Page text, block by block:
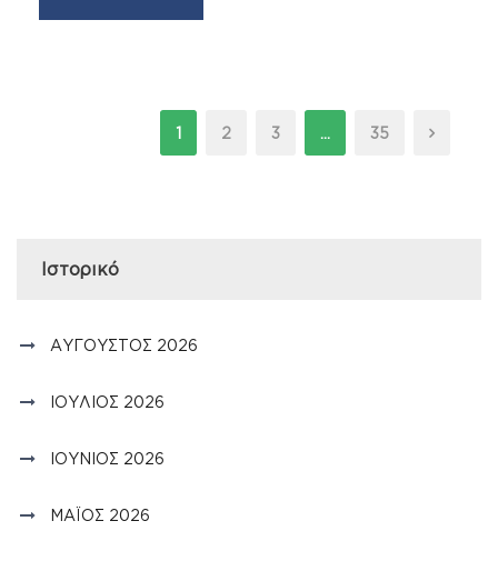
1 2 3 35
Ιστορικό
ΑΎΓΟΥΣΤΟΣ 2026
ΙΟΎΛΙΟΣ 2026
ΙΟΎΝΙΟΣ 2026
ΜΆΙΟΣ 2026